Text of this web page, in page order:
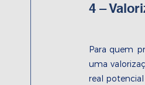
4 –
Para quem
uma
real